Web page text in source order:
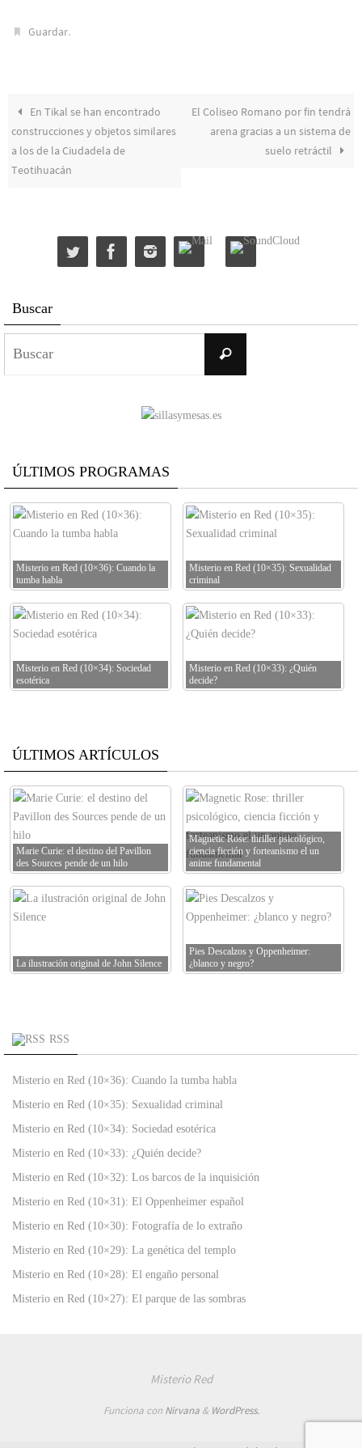
Guardar.
En Tikal se han encontrado
construcciones y objetos similares
a los de la Ciudadela de
Teotihuacán
El Coliseo Romano por fin tendrá
arena gracias a un sistema de
suelo retráctil
Buscar
Buscar
ÚLTIMOS PROGRAMAS
Misterio en Red (10×36): Cuando la
tumba habla
Misterio en Red (10×35): Sexualidad
criminal
Misterio en Red (10×34): Sociedad
esotérica
Misterio en Red (10×33): ¿Quién
decide?
ÚLTIMOS ARTÍCULOS
Marie Curie: el destino del Pavillon
des Sources pende de un hilo
Magnetic Rose: thriller psicológico,
ciencia ficción y forteanismo el un
anime fundamental
La ilustración original de John Silence
Pies Descalzos y Oppenheimer:
¿blanco y negro?
RSS
Misterio en Red (10×36): Cuando la tumba habla
Misterio en Red (10×35): Sexualidad criminal
Misterio en Red (10×34): Sociedad esotérica
Misterio en Red (10×33): ¿Quién decide?
Misterio en Red (10×32): Los barcos de la inquisición
Misterio en Red (10×31): El Oppenheimer español
Misterio en Red (10×30): Fotografía de lo extraño
Misterio en Red (10×29): La genética del templo
Misterio en Red (10×28): El engaño personal
Misterio en Red (10×27): El parque de las sombras
Misterio Red
Funciona con Nirvana& WordPress.